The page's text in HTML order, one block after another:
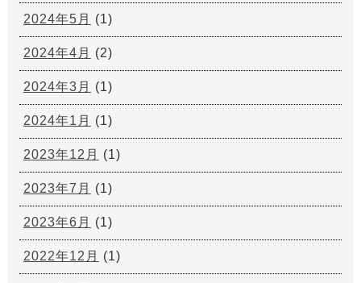
2024年5月 (1)
2024年4月 (2)
2024年3月 (1)
2024年1月 (1)
2023年12月 (1)
2023年7月 (1)
2023年6月 (1)
2022年12月 (1)